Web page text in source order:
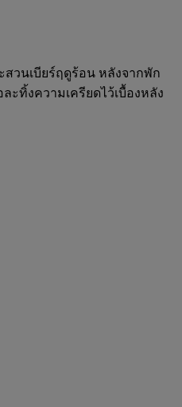
สวนเบียร์ฤดูร้อน หลังจากพัก
ทิ้งความเครียดไว้เบื้องหลัง